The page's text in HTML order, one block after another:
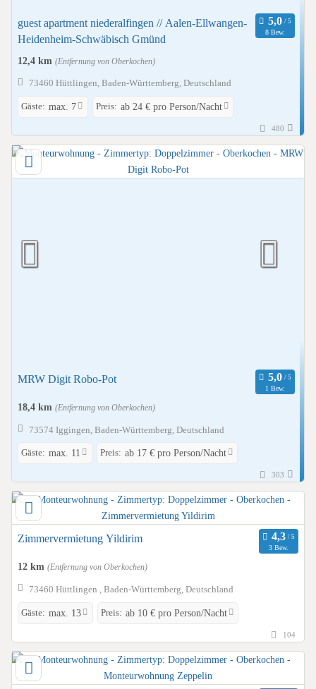
guest apartment niederalfingen // Aalen-Ellwangen-
Heidenheim-Schwäbisch Gmünd
8 Bew.
12,4 km (Entfernung von Oberkochen)
73460 Hüttlingen, Baden-Württemberg, Deutschland
Gäste: max. 7 Preis: ab 24 € pro Person/Nacht
480
MRW Digit Robo-Pot
1 Bew.
18,4 km (Entfernung von Oberkochen)
73574 Iggingen, Baden-Württemberg, Deutschland
Gäste: max. 11 Preis: ab 17 € pro Person/Nacht
303
Zimmervermietung Yildirim
3 Bew.
12 km (Entfernung von Oberkochen)
73460 Hüttlingen , Baden-Württemberg, Deutschland
Gäste: max. 13 Preis: ab 10 € pro Person/Nacht
104